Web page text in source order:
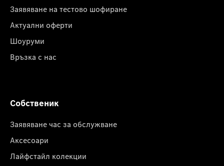
Заявяване на тестово шофиране
Актуални оферти
Шоуруми
Връзка с нас
Собственик
Заявяване час за обслужване
Аксесоари
Лайфстайл колекции